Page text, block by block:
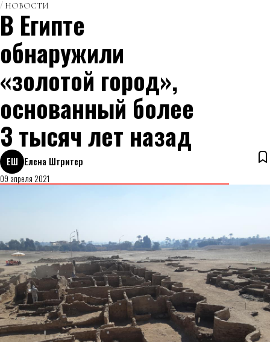
НОВОСТИ
В Египте
обнаружили
«золотой город»,
основанный более
3 тысяч лет назад
ЕШ Елена Штритер
09 апреля 2021